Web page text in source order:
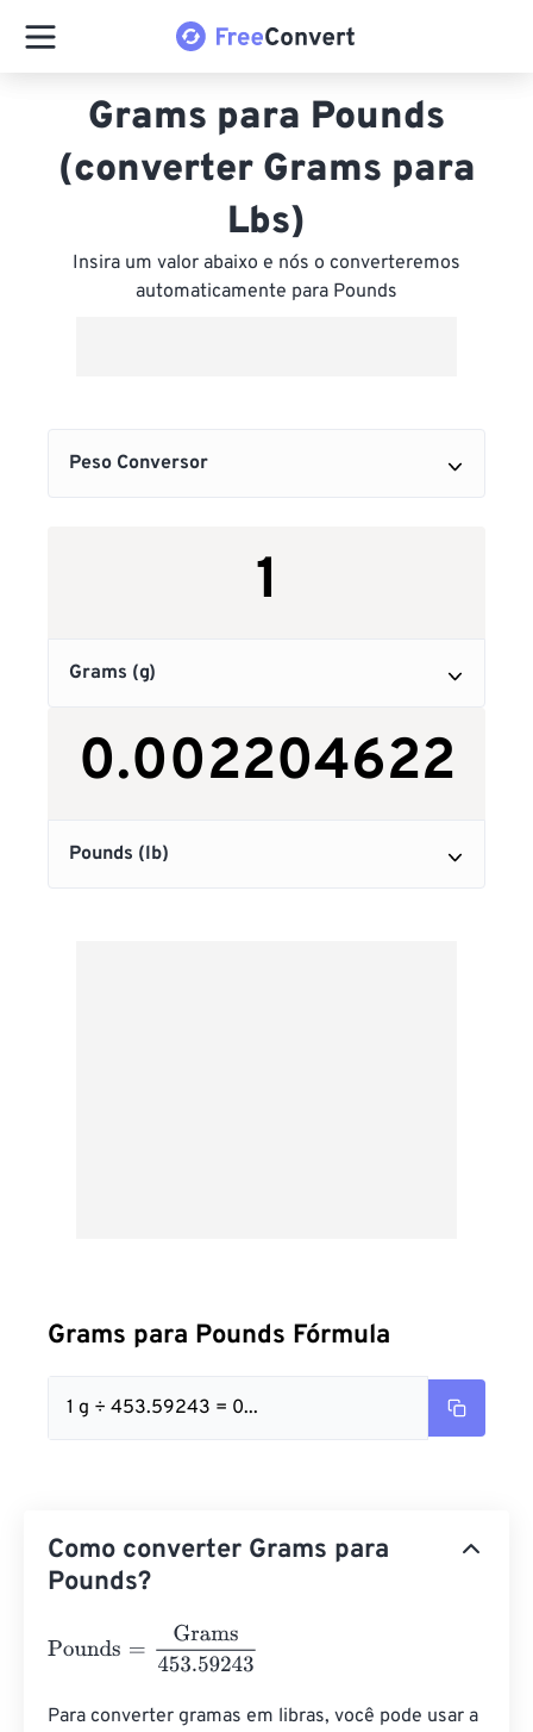
Grams para Pounds
(converter Grams para
Lbs)
Insira um valor abaixo e nós o converteremos
automaticamente para Pounds
Grams para Pounds Fórmula
1 g ÷ 453.59243 = 0...
Como converter Grams para
Pounds?
Pounds Grams453.59243
Para converter gramas em libras, você pode usar a